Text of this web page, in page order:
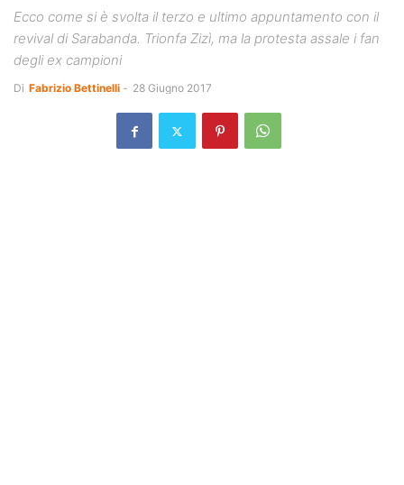
Ecco come si è svolta il terzo e ultimo appuntamento con il
revival di Sarabanda. Trionfa Zizì, ma la protesta assale i fan
degli ex campioni
Di Fabrizio Bettinelli - 28 Giugno 2017